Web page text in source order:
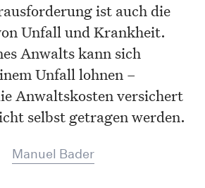
ist auch die
Unfall und Krankheit.
Anwalts kann sich
Unfall lohnen –
Anwaltskosten versichert
selbst getragen werden.
Manuel Bader